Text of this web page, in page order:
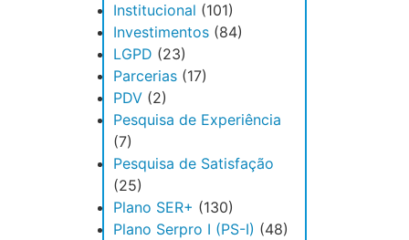
Institucional (101)
Investimentos (84)
LGPD (23)
Parcerias (17)
PDV (2)
Pesquisa de Experiência
(7)
Pesquisa de Satisfação
(25)
Plano SER+ (130)
Plano Serpro I (PS-I) (48)